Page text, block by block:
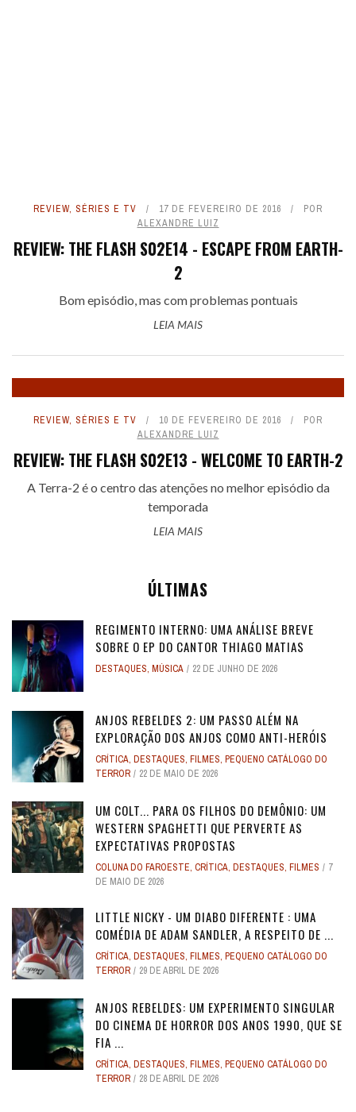
REVIEW, SÉRIES E TV 17 DE FEVEREIRO DE 2016
POR
ALEXANDRE LUIZ
REVIEW: THE FLASH S02E14 - ESCAPE FROM EARTH-
2
Bom episódio, mas com problemas pontuais
LEIA MAIS
REVIEW, SÉRIES E TV 10 DE FEVEREIRO DE 2016
POR
ALEXANDRE LUIZ
REVIEW: THE FLASH S02E13 - WELCOME TO EARTH-2
A Terra-2 é o centro das atenções no melhor episódio da
temporada
LEIA MAIS
ÚLTIMAS
REGIMENTO INTERNO: UMA ANÁLISE BREVE
SOBRE O EP DO CANTOR THIAGO MATIAS
DESTAQUES, MÚSICA 22 DE JUNHO DE 2026
ANJOS REBELDES 2: UM PASSO ALÉM NA
EXPLORAÇÃO DOS ANJOS COMO ANTI-HERÓIS
CRÍTICA, DESTAQUES, FILMES, PEQUENO CATÁLOGO DO
TERROR
22 DE MAIO DE 2026
UM COLT... PARA OS FILHOS DO DEMÔNIO: UM
WESTERN SPAGHETTI QUE PERVERTE AS
EXPECTATIVAS PROPOSTAS
COLUNA DO FAROESTE, CRÍTICA, DESTAQUES, FILMES
7
DE MAIO DE 2026
LITTLE NICKY - UM DIABO DIFERENTE : UMA
COMÉDIA DE ADAM SANDLER, A RESPEITO DE ...
CRÍTICA, DESTAQUES, FILMES, PEQUENO CATÁLOGO DO
TERROR
29 DE ABRIL DE 2026
ANJOS REBELDES: UM EXPERIMENTO SINGULAR
DO CINEMA DE HORROR DOS ANOS 1990, QUE SE
FIA ...
CRÍTICA, DESTAQUES, FILMES, PEQUENO CATÁLOGO DO
TERROR
28 DE ABRIL DE 2026